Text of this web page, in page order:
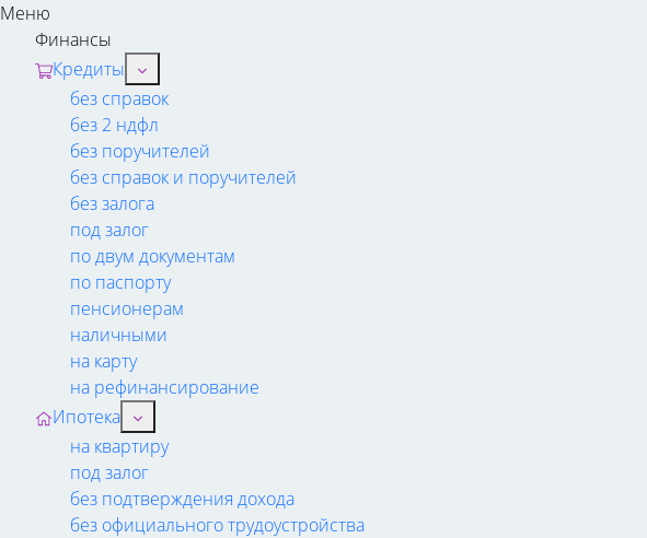
Меню
Финансы
Кредиты
без справок
без 2 ндфл
без поручителей
без справок и поручителей
без залога
под залог
по двум документам
по паспорту
пенсионерам
наличными
на карту
на рефинансирование
Ипотека
на квартиру
под залог
без подтверждения дохода
без официального трудоустройства